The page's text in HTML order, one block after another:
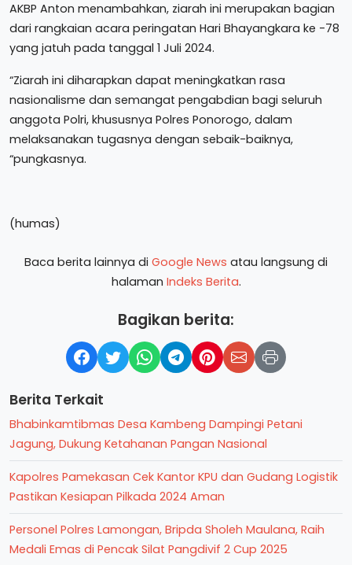
AKBP Anton menambahkan, ziarah ini merupakan bagian
dari rangkaian acara peringatan Hari Bhayangkara ke -78
yang jatuh pada tanggal 1 Juli 2024.
“Ziarah ini diharapkan dapat meningkatkan rasa
nasionalisme dan semangat pengabdian bagi seluruh
anggota Polri, khususnya Polres Ponorogo, dalam
melaksanakan tugasnya dengan sebaik-baiknya,
“pungkasnya.
(humas)
Baca berita lainnya di Google News atau langsung di
halaman Indeks Berita.
Bagikan berita:
Berita Terkait
Bhabinkamtibmas Desa Kambeng Dampingi Petani
Jagung, Dukung Ketahanan Pangan Nasional
Kapolres Pamekasan Cek Kantor KPU dan Gudang Logistik
Pastikan Kesiapan Pilkada 2024 Aman
Personel Polres Lamongan, Bripda Sholeh Maulana, Raih
Medali Emas di Pencak Silat Pangdivif 2 Cup 2025